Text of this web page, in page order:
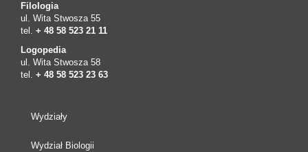
Filologia
ul. Wita Stwosza 55
tel. + 48 58 523 21 11
Logopedia
ul. Wita Stwosza 58
tel. + 48 58 523 23 63
Wydziały
Wydział Biologii